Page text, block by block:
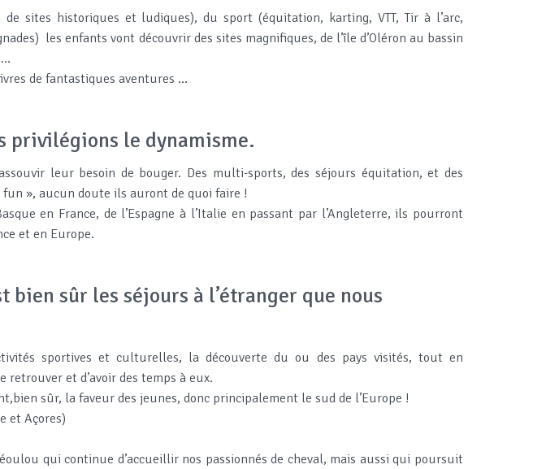
sites historiques et ludiques), du sport (équitation, karting, VTT, Tir à l’arc,
les enfants vont découvrir des sites magnifiques, de l’île d’Oléron au bassin
…
de fantastiques aventures …
privilégions le dynamisme.
leur besoin de bouger. Des multi-sports, des séjours équitation, et des
fun », aucun doute ils auront de quoi faire !
en France, de l’Espagne à l’Italie en passant par l’Angleterre, ils pourront
et en Europe.
bien sûr les séjours à l’étranger que nous
sportives et culturelles, la découverte du ou des pays visités, tout en
et d’avoir des temps à eux.
sûr, la faveur des jeunes, donc principalement le sud de l’Europe !
et Açores)
qui continue d’accueillir nos passionnés de cheval, mais aussi qui poursuit